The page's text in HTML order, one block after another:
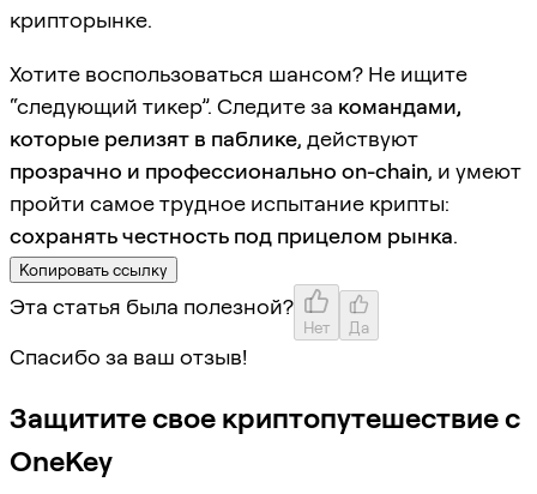
крипторынке.
Хотите воспользоваться шансом? Не ищите
“следующий тикер”. Следите за командами,
которые релизят в паблике, действуют
прозрачно и профессионально on-chain, и умеют
пройти самое трудное испытание крипты:
сохранять честность под прицелом рынка.
Копировать ссылку
Эта статья была полезной?
Нет Да
Спасибо за ваш отзыв!
Защитите свое криптопутешествие с
OneKey